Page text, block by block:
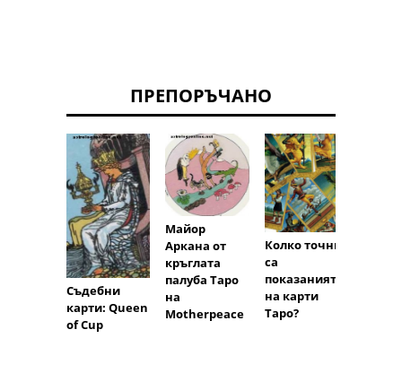
ПРЕПОРЪЧАНО
Съдебни
карти: Queen
of Cup
Майор
Аркана от
кръглата
палуба Таро
на
Motherpeace
Колко точни
са
показанията
на карти
Таро?